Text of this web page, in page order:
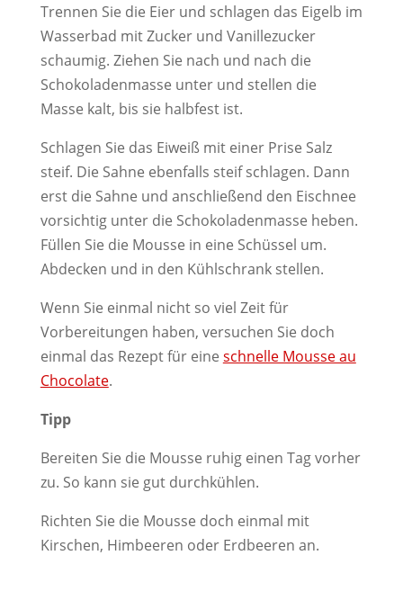
Trennen Sie die Eier und schlagen das Eigelb im
Wasserbad mit Zucker und Vanillezucker
schaumig. Ziehen Sie nach und nach die
Schokoladenmasse unter und stellen die
Masse kalt, bis sie halbfest ist.
Schlagen Sie das Eiweiß mit einer Prise Salz
steif. Die Sahne ebenfalls steif schlagen. Dann
erst die Sahne und anschließend den Eischnee
vorsichtig unter die Schokoladenmasse heben.
Füllen Sie die Mousse in eine Schüssel um.
Abdecken und in den Kühlschrank stellen.
Wenn Sie einmal nicht so viel Zeit für
Vorbereitungen haben, versuchen Sie doch
einmal das Rezept für eine schnelle Mousse au
Chocolate.
Tipp
Bereiten Sie die Mousse ruhig einen Tag vorher
zu. So kann sie gut durchkühlen.
Richten Sie die Mousse doch einmal mit
Kirschen, Himbeeren oder Erdbeeren an.